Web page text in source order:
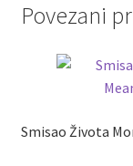
Povezani
Smisao Života